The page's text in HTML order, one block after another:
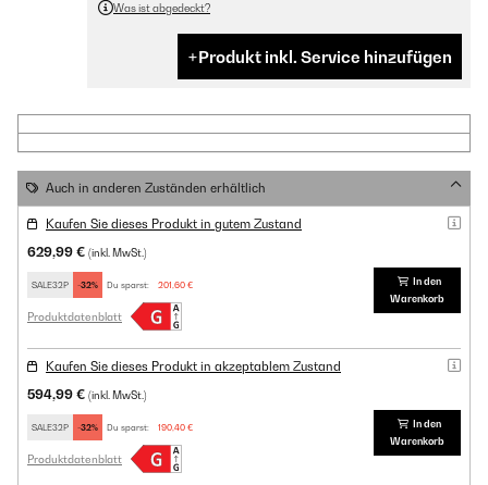
Was ist abgedeckt?
Produkt inkl. Service hinzufügen
Auch in anderen Zuständen erhältlich
Kaufen Sie dieses Produkt in gutem Zustand
629,99 € (inkl. MwSt.)
SALE32P -32% Du sparst: 201,60 €
Produktdatenblatt
In den
Warenkorb
Kaufen Sie dieses Produkt in akzeptablem Zustand
594,99 € (inkl. MwSt.)
SALE32P -32% Du sparst: 190,40 €
Produktdatenblatt
In den
Warenkorb